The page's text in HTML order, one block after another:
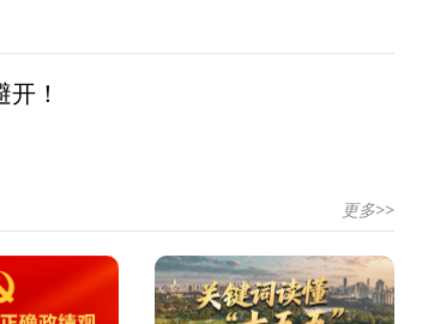
！
更多>>